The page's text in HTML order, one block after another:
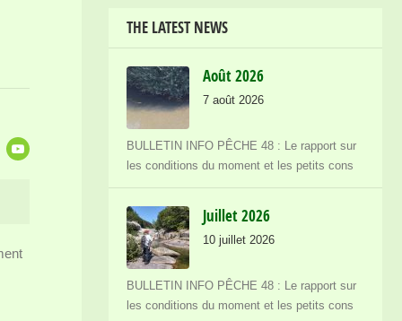
THE LATEST NEWS
Août 2026
7 août 2026
BULLETIN INFO PÊCHE 48 : Le rapport sur
les conditions du moment et les petits cons
Juillet 2026
10 juillet 2026
BULLETIN INFO PÊCHE 48 : Le rapport sur
les conditions du moment et les petits cons